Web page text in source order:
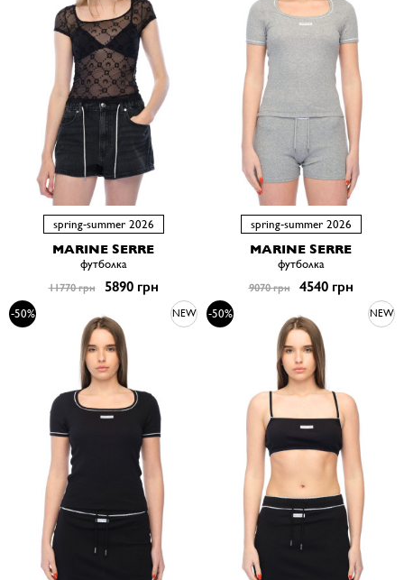
spring-summer 2026
MARINE SERRE
футболка
11770 грн 5890 грн
spring-summer 2026
MARINE SERRE
футболка
9070 грн 4540 грн
-50% NEW -50% NEW